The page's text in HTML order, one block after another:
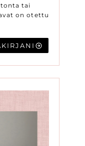
tai
on otettu